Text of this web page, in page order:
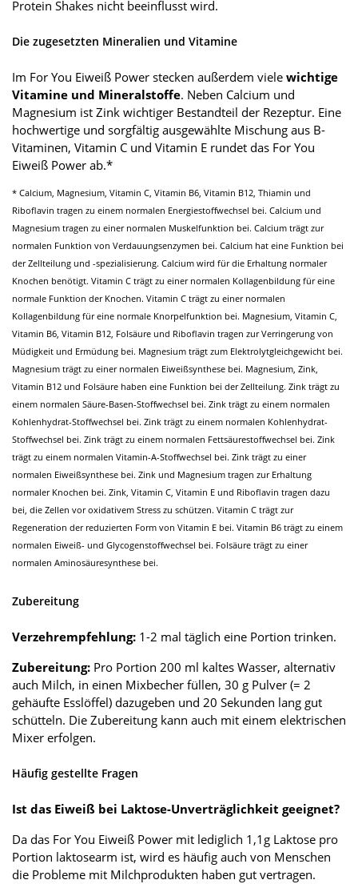
Protein Shakes nicht beeinflusst wird.
Die zugesetzten Mineralien und Vitamine
Im For You Eiweiß Power stecken außerdem viele wichtige
Vitamine und Mineralstoffe. Neben Calcium und
Magnesium ist Zink wichtiger Bestandteil der Rezeptur. Eine
hochwertige und sorgfältig ausgewählte Mischung aus B-
Vitaminen, Vitamin C und Vitamin E rundet das For You
Eiweiß Power ab.*
* Calcium, Magnesium, Vitamin C, Vitamin B6, Vitamin B12, Thiamin und
Riboflavin tragen zu einem normalen Energiestoffwechsel bei. Calcium und
Magnesium tragen zu einer normalen Muskelfunktion bei. Calcium trägt zur
normalen Funktion von Verdauungsenzymen bei. Calcium hat eine Funktion bei
der Zellteilung und -spezialisierung. Calcium wird für die Erhaltung normaler
Knochen benötigt. Vitamin C trägt zu einer normalen Kollagenbildung für eine
normale Funktion der Knochen. Vitamin C trägt zu einer normalen
Kollagenbildung für eine normale Knorpelfunktion bei. Magnesium, Vitamin C,
Vitamin B6, Vitamin B12, Folsäure und Riboflavin tragen zur Verringerung von
Müdigkeit und Ermüdung bei. Magnesium trägt zum Elektrolytgleichgewicht bei.
Magnesium trägt zu einer normalen Eiweißsynthese bei. Magnesium, Zink,
Vitamin B12 und Folsäure haben eine Funktion bei der Zellteilung. Zink trägt zu
einem normalen Säure-Basen-Stoffwechsel bei. Zink trägt zu einem normalen
Kohlenhydrat-Stoffwechsel bei. Zink trägt zu einem normalen Kohlenhydrat-
Stoffwechsel bei. Zink trägt zu einem normalen Fettsäurestoffwechsel bei. Zink
trägt zu einem normalen Vitamin-A-Stoffwechsel bei. Zink trägt zu einer
normalen Eiweißsynthese bei. Zink und Magnesium tragen zur Erhaltung
normaler Knochen bei. Zink, Vitamin C, Vitamin E und Riboflavin tragen dazu
bei, die Zellen vor oxidativem Stress zu schützen. Vitamin C trägt zur
Regeneration der reduzierten Form von Vitamin E bei. Vitamin B6 trägt zu einem
normalen Eiweiß- und Glycogenstoffwechsel bei. Folsäure trägt zu einer
normalen Aminosäuresynthese bei.
Zubereitung
Verzehrempfehlung: 1-2 mal täglich eine Portion trinken.
Zubereitung: Pro Portion 200 ml kaltes Wasser, alternativ
auch Milch, in einen Mixbecher füllen, 30 g Pulver (= 2
gehäufte Esslöffel) dazugeben und 20 Sekunden lang gut
schütteln. Die Zubereitung kann auch mit einem elektrischen
Mixer erfolgen.
Häufig gestellte Fragen
Ist das Eiweiß bei Laktose-Unverträglichkeit geeignet?
Da das For You Eiweiß Power mit lediglich 1,1g Laktose pro
Portion laktosearm ist, wird es häufig auch von Menschen
die Probleme mit Milchprodukten haben gut vertragen.